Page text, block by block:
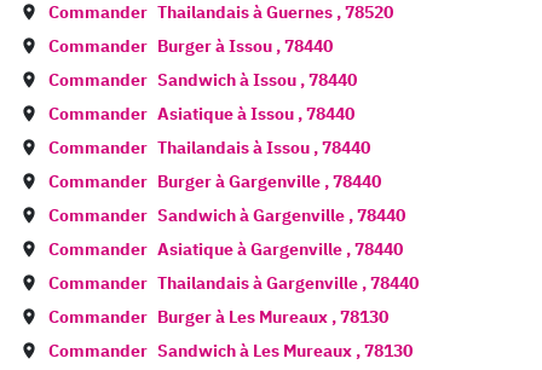
Commander Thailandais àGuernes ,78520
Commander Burger àIssou ,78440
Commander Sandwich àIssou ,78440
Commander Asiatique àIssou ,78440
Commander Thailandais àIssou ,78440
Commander Burger àGargenville ,78440
Commander Sandwich àGargenville ,78440
Commander Asiatique àGargenville ,78440
Commander Thailandais àGargenville ,78440
Commander Burger à Les Mureaux ,78130
Commander Sandwich à Les Mureaux ,78130